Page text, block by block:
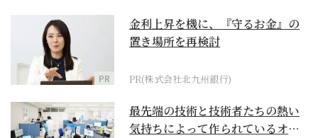
PR
金利上昇を機に、『守るお金』の
置き場所を再検討
PR(株式会社北九州銀行)
最先端の技術と技術者たちの熱い
気持ちによって作られているオー